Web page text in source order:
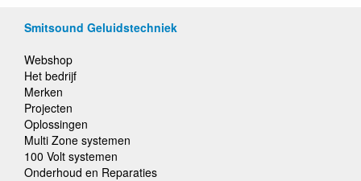
Smitsound Geluidstechniek
Webshop
Het bedrijf
Merken
Projecten
Oplossingen
Multi Zone systemen
100 Volt systemen
Onderhoud en Reparaties